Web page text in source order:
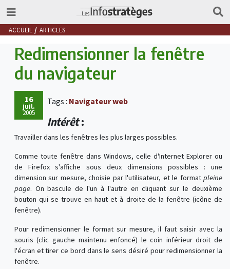
ACCUEIL ARTICLES
Redimensionner la fenêtre
du navigateur
16
juil.
2005
Tags : Navigateur web
Intérêt :
Travailler dans les fenêtres les plus larges possibles.
Comme toute fenêtre dans Windows, celle d'Internet Explorer ou
de Firefox s'affiche sous deux dimensions possibles : une
dimension sur mesure, choisie par l'utilisateur, et le format pleine
page. On bascule de l'un à l'autre en cliquant sur le deuxième
bouton qui se trouve en haut et à droite de la fenêtre (icône de
fenêtre).
Pour redimensionner le format sur mesure, il faut saisir avec la
souris (clic gauche maintenu enfoncé) le coin inférieur droit de
l'écran et tirer ce bord dans le sens désiré pour redimensionner la
fenêtre.